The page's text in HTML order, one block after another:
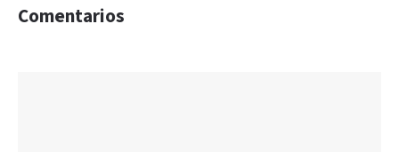
Comentarios